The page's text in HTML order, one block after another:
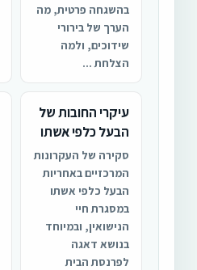
בהשגחה פרטית, מה
הערך של בירורי
שידוכים, ולמה
הצלחת ...
עיקרי החובות של
הבעל כלפי אשתו
סקירה של העקרונות
המרכזיים באחריות
הבעל כלפי אשתו
במסגרת חיי
הנישואין, ובמיוחד
בנושא דאגה
לפרנסת הבית